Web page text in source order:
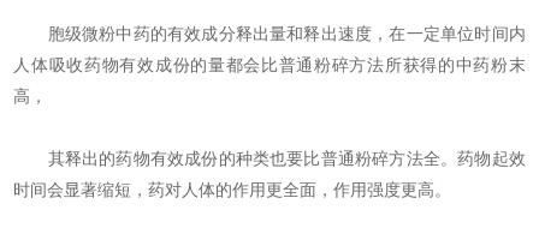
胞级微粉中药的有效成分释出量和释出速度，在一定单位时间内
人体吸收药物有效成份的量都会比普通粉碎方法所获得的中药粉末
高，
其释出的药物有效成份的种类也要比普通粉碎方法全。药物起效
时间会显著缩短，药对人体的作用更全面，作用强度更高。